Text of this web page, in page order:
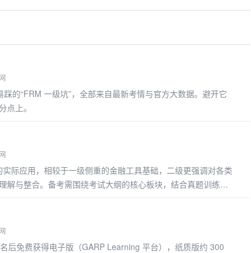
的“FRM 一级坑”，全部来自最新考情与官方大数据。避开它
点上。
际应用，相较于一级侧重的金融工具基础，二级更强调对各类
解与整合。备考需围绕考试大纲的核心板块，结合真题训练掌
后免费获得电子版（GARP Learning 平台），纸质版约 300